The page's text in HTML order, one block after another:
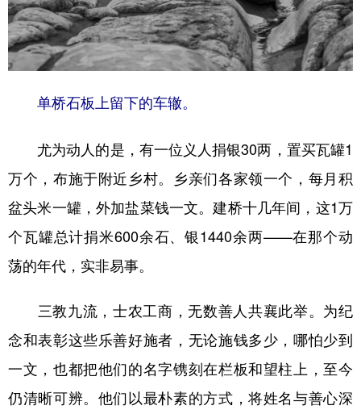
单桥石板上留下的车辙。
尤为动人的是，有一位义人捐银30两，置买瓦罐1
万个，布施于附近乡村。乡亲们各家领一个，每月积
盆头米一罐，外加盐菜钱一文。建桥十几年间，这1万
个瓦罐总计捐米600余石、银1440余两——在那个动
荡的年代，实非易事。
三教九流，士农工商，无数善人共襄此举。为纪
念和表彰这些乐善好施者，无论施钱多少，哪怕少到
一文，也都把他们的名字镌刻在栏板和望柱上，至今
仍清晰可辨。他们以最朴素的方式，将姓名与善心深